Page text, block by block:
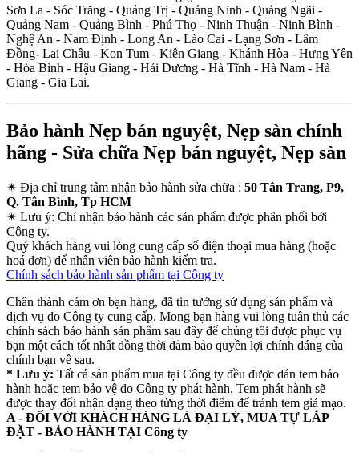
Sơn La - Sóc Trăng - Quảng Trị - Quảng Ninh - Quảng Ngãi -
Quảng Nam - Quảng Bình - Phú Thọ - Ninh Thuận - Ninh Bình -
Nghệ An - Nam Định - Long An - Lào Cai - Lạng Sơn - Lâm
Đồng- Lai Châu - Kon Tum - Kiên Giang - Khánh Hòa - Hưng Yên
- Hòa Bình - Hậu Giang - Hải Dương - Hà Tĩnh - Hà Nam - Hà
Giang - Gia Lai.
Bảo hành Nẹp bán nguyệt, Nẹp sàn chính
hãng - Sửa chữa Nẹp bán nguyệt, Nẹp sàn
✴ Địa chỉ trung tâm nhận bảo hành sửa chữa : 50 Tân Trang, P9,
Q. Tân Bình, Tp HCM
✴ Lưu ý: Chỉ nhận bảo hành các sản phẩm được phân phối bởi
Công ty.
Quý khách hàng vui lòng cung cấp số điện thoại mua hàng (hoặc
hoá đơn) để nhân viên bảo hành kiểm tra.
Chính sách bảo hành sản phẩm tại Công ty
Chân thành cám ơn bạn hàng, đã tin tưởng sử dụng sản phẩm và
dịch vụ do Công ty cung cấp. Mong bạn hàng vui lòng tuân thủ các
chính sách bảo hành sản phẩm sau đây để chúng tôi được phục vụ
bạn một cách tốt nhất đồng thời đảm bảo quyền lợi chính đáng của
chính bạn về sau.
* Lưu ý: Tất cả sản phẩm mua tại Công ty đều được dán tem bảo
hành hoặc tem bảo vệ do Công ty phát hành. Tem phát hành sẽ
được thay đổi nhận dạng theo từng thời điểm để tránh tem giả mạo.
A - ĐỐI VỚI KHÁCH HÀNG LÀ ĐẠI LÝ, MUA TỰ LẮP
ĐẶT - BẢO HÀNH TẠI Công ty